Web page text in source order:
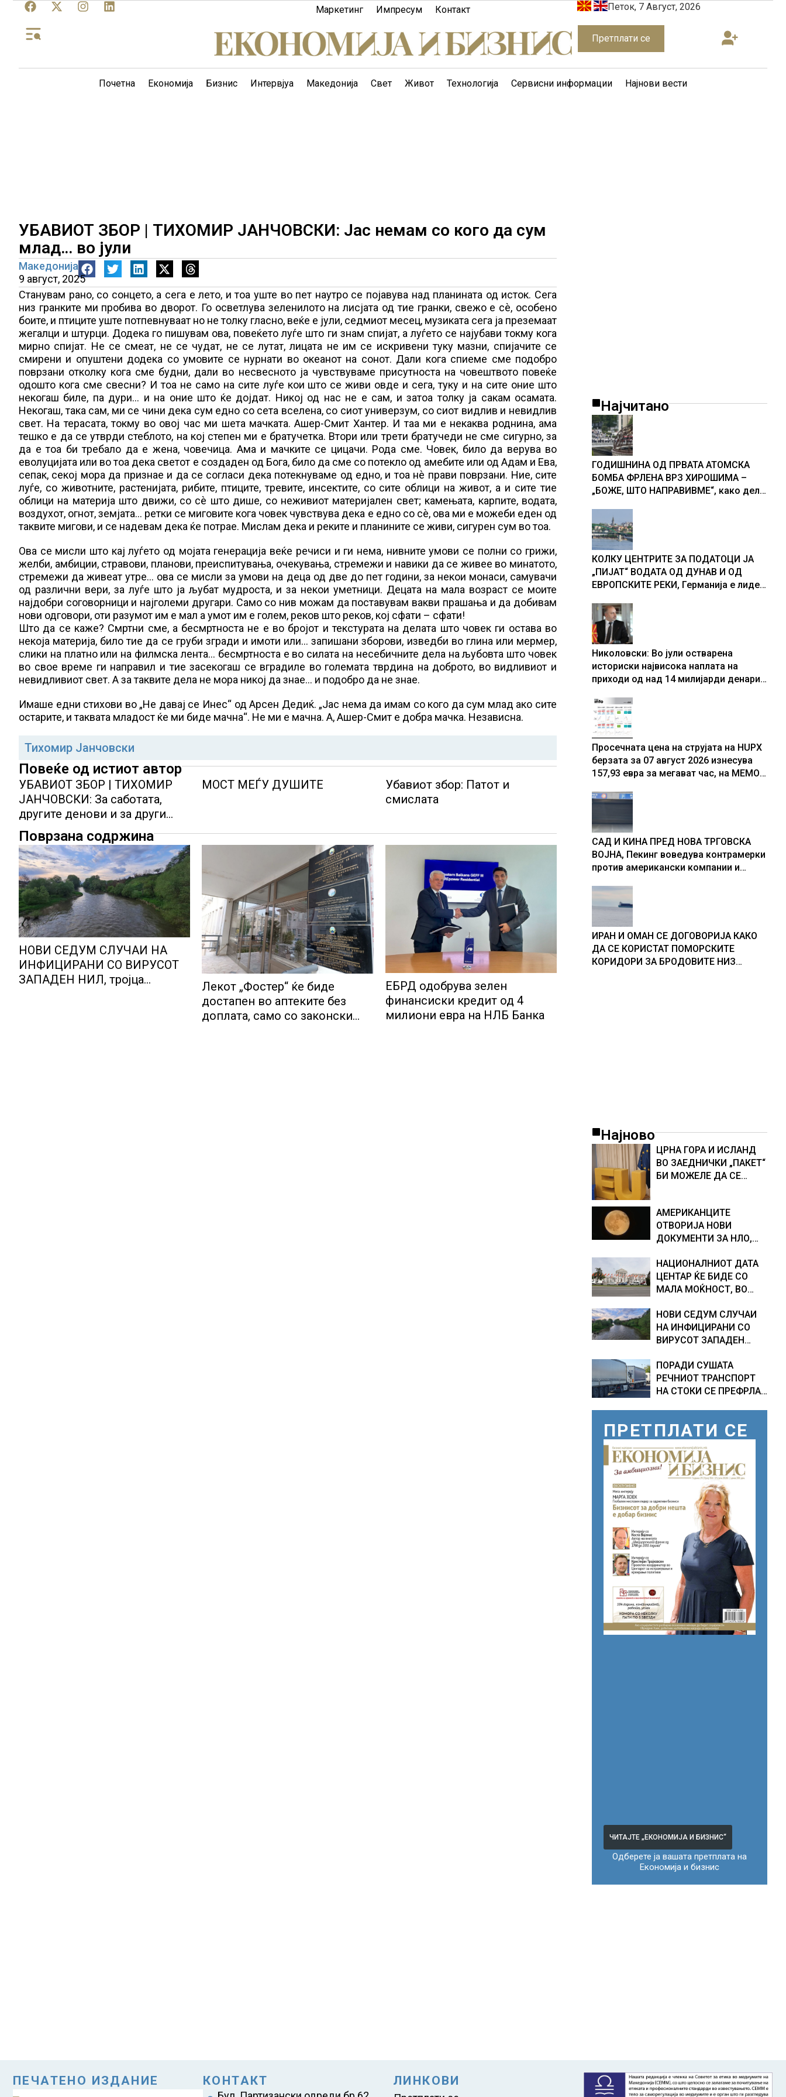
Маркетинг Импресум Контакт Петок, 7 Август, 2026
Претплати се
Почетна Економија Бизнис Интервјуа Македонија Свет Живот Технологија Сервисни информации Најнови вести
УБАВИОТ ЗБОР | ТИХОМИР ЈАНЧОВСКИ: Јас немам со кого да сум
млад… во јули
Македонија
9 август, 2025
Станувам рано, со сонцето, а сега е лето, и тоа уште во пет наутро се појавува над планината од исток. Сега
низ гранките ми пробива во дворот. Го осветлува зеленилото на лисјата од тие гранки, свежо е сѐ, особено
боите, и птиците уште потпевнуваат но не толку гласно, веќе е јули, седмиот месец, музиката сега ја преземаат
жегалци и штурци. Додека го пишувам ова, повеќето луѓе што ги знам спијат, а луѓето се најубави токму кога
мирно спијат. Не се смеат, не се чудат, не се лутат, лицата не им се искривени туку мазни, спијачите се
смирени и опуштени додека со умовите се нурнати во океанот на сонот. Дали кога спиеме сме подобро
поврзани отколку кога сме будни, дали во несвесното ја чувствуваме присутноста на човештвото повеќе
одошто кога сме свесни? И тоа не само на сите луѓе кои што се живи овде и сега, туку и на сите оние што
некогаш биле, па дури… и на оние што ќе дојдат. Никој од нас не е сам, и затоа толку ја сакам осамата.
Некогаш, така сам, ми се чини дека сум едно со сета вселена, со сиот универзум, со сиот видлив и невидлив
свет. На терасата, токму во oвој час ми шета мачката. Ашер-Смит Хантер. И таа ми е некаква роднина, ама
тешко е да се утврди стеблото, на кој степен ми е братучетка. Втори или трети братучеди не сме сигурно, за
да е тоа би требало да е жена, човечица. Ама и мачките се цицачи. Рода сме. Човек, било да верува во
еволуцијата или во тоа дека светот е создаден од Бога, било да сме со потекло од амебите или од Адам и Ева,
сепак, секој мора да признае и да се согласи дека потекнуваме од едно, и тоа нѐ прави поврзани. Ние, сите
луѓе, со животните, растенијата, рибите, птиците, тревите, инсектите, со сите облици на живот, а и сите тие
облици на материја што движи, со сѐ што дише, со неживиот материјален свет; камењата, карпите, водата,
воздухот, огнот, земјата… ретки се миговите кога човек чувствува дека е едно со сѐ, ова ми е можеби еден од
таквите мигови, и се надевам дека ќе потрае. Мислам дека и реките и планините се живи, сигурен сум во тоа.
Ова се мисли што кај луѓето од мојата генерација веќе речиси и ги нема, нивните умови се полни со грижи,
желби, амбиции, стравови, планови, преиспитувања, очекувања, стремежи и навики да се живее во минатото,
стремежи да живеат утре… ова се мисли за умови на деца од две до пет години, за некои монаси, самувачи
од различни вери, за луѓе што ја љубат мудроста, и за некои уметници. Децата на мала возраст се моите
најдобри соговорници и најголеми другари. Само со нив можам да поставувам вакви прашања и да добивам
нови одговори, оти разумот им е мал а умот им е голем, реков што реков, кој сфати – сфати!
Што да се каже? Смртни сме, а бесмртноста не е во бројот и текстурата на делата што човек ги остава во
некоја материја, било тие да се груби згради и имоти или… запишани зборови, изведби во глина или мермер,
слики на платно или на филмска лента… бесмртноста е во силата на несебичните дела на љубовта што човек
во свое време ги направил и тие засекогаш се вградиле во големата тврдина на доброто, во видливиот и
невидливиот свет. А за таквите дела не мора никој да знае… и подобро да не знае.
Имаше едни стихови во „Не давај се Инес“ од Арсен Дедиќ. „Јас нема да имам со кого да сум млад ако сите
остарите, и таквата младост ќе ми биде мачна“. Не ми е мачна. А, Ашер-Смит е добра мачка. Независна.
Тихомир Јанчовски
Повеќе од истиот автор
УБАВИОТ ЗБОР | ТИХОМИР
ЈАНЧОВСКИ: За саботата,
другите денови и за други
работи
МОСТ МЕЃУ ДУШИТЕ
Убавиот збор: Патот и
смислата
Поврзана содржина
НОВИ СЕДУМ СЛУЧАИ НА
ИНФИЦИРАНИ СО ВИРУСОТ
ЗАПАДЕН НИЛ, тројца
Лекот „Фостер“ ќе биде
достапен во аптеките без
доплата, само со законски
ЕБРД одобрува зелен
финансиски кредит од 4
милиони евра на НЛБ Банка
Најчитано
ГОДИШНИНА ОД ПРВАТА АТОМСКА
БОМБА ФРЛЕНА ВРЗ ХИРОШИМА –
„БОЖЕ, ШТО НАПРАВИВМЕ“, како дел
учесниците во бомбардирањето го
доживуваа овој настан што го
промени текот на историјата
КОЛКУ ЦЕНТРИТЕ ЗА ПОДАТОЦИ ЈА
„ПИЈАТ“ ВОДАТА ОД ДУНАВ И ОД
ЕВРОПСКИТЕ РЕКИ, Германија е лидер
центри за податоци
Николовски: Во јули остварена
историски највисока наплата на
приходи од над 14 милијарди денари
резултати
Просечната цена на струјата на HUPX
берзата за 07 август 2026 изнесува
157,93 евра за мегават час, на МЕМО
САД И КИНА ПРЕД НОВА ТРГОВСКА
ВОЈНА, Пекинг воведува контрамерки
против американски компании и
ИРАН И ОМАН СЕ ДОГОВОРИЈА КАКО
ДА СЕ КОРИСТАТ ПОМОРСКИТЕ
КОРИДОРИ ЗА БРОДОВИТЕ НИЗ
Најново
ЦРНА ГОРА И ИСЛАНД
ВО ЗАЕДНИЧКИ „ПАКЕТ“
БИ МОЖЕЛЕ ДА СЕ
АМЕРИКАНЦИТЕ
ОТВОРИЈА НОВИ
ДОКУМЕНТИ ЗА НЛО,
истраги проверувало
снимки за „Големи
темни триаголници со
НАЦИОНАЛНИОТ ДАТА
ЦЕНТАР ЌЕ БИДЕ СО
МАЛА МОЌНОСТ, ВО
МИЛИОНИ ЕВРА
НОВИ СЕДУМ СЛУЧАИ
НА ИНФИЦИРАНИ СО
ВИРУСОТ ЗАПАДЕН
во критична состојба
ПОРАДИ СУШАТА
РЕЧНИОТ ТРАНСПОРТ
НА СТОКИ СЕ ПРЕФРЛА
мерки овозможува
камионџиите да возат и
во недела
ПРЕТПЛАТИ СЕ
ЧИТАЈТЕ „ЕКОНОМИЈА И БИЗНИС“
Одберете ја вашата претплата на
Економија и бизнис
ПЕЧАТЕНО ИЗДАНИЕ КОНТАКТ ЛИНКОВИ